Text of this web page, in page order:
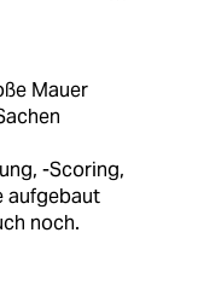
Mauer
-Scoring,
aufgebaut
noch.